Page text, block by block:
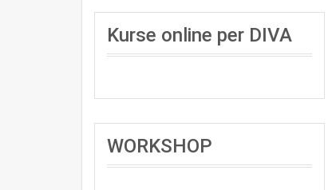
Kurse online per DIVA
WORKSHOP